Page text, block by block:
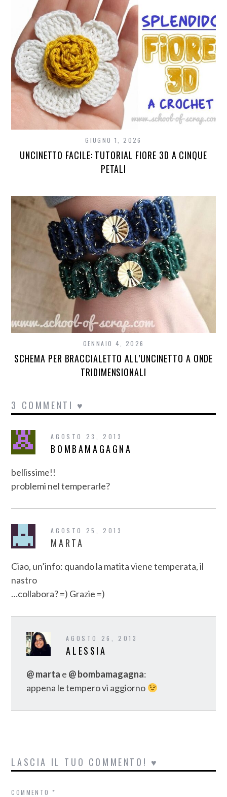
GIUGNO 1, 2026
UNCINETTO FACILE: TUTORIAL FIORE 3D A CINQUE
PETALI
GENNAIO 4, 2026
SCHEMA PER BRACCIALETTO ALL’UNCINETTO A ONDE
TRIDIMENSIONALI
3 COMMENTI ♥
AGOSTO 23, 2013
BOMBAMAGAGNA
bellissime!!
problemi nel temperarle?
AGOSTO 25, 2013
MARTA
Ciao, un’info: quando la matita viene temperata, il
nastro
…collabora? =) Grazie =)
AGOSTO 26, 2013
ALESSIA
@ marta e @ bombamagagna:
appena le tempero vi aggiorno
LASCIA IL TUO COMMENTO! ♥
COMMENTO*